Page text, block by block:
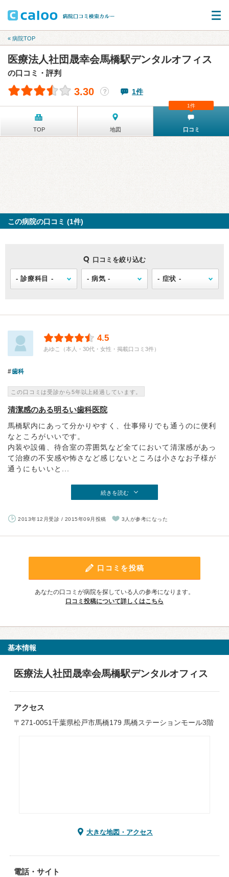
« 病院TOP
医療法人社団晟幸会馬橋駅デンタルオフィス
の口コミ・評判
3.30 ？ 1件
TOP 地図 口コミ
1件
この病院の口コミ (1件)
口コミを絞り込む
4.5
あゆこ（本人・30代・女性・掲載口コミ3件）
歯科
この口コミは受診から5年以上経過しています。
清潔感のある明るい歯科医院
馬橋駅内にあって分かりやすく、仕事帰りでも通うのに便利
なところがいいです。
内装や設備、待合室の雰囲気など全てにおいて清潔感があっ
て治療の不安感や怖さなど感じないところは小さなお子様が
通うにもいいと...
続きを読む
2013年12月受診 / 2015年09月投稿 3人が参考になった
口コミを投稿
あなたの口コミが病院を探している人の参考になります。
口コミ投稿について詳しくはこちら
基本情報
医療法人社団晟幸会馬橋駅デンタルオフィス
アクセス
〒271-0051千葉県松戸市馬橋179 馬橋ステーションモール3階
大きな地図・アクセス
電話・サイト